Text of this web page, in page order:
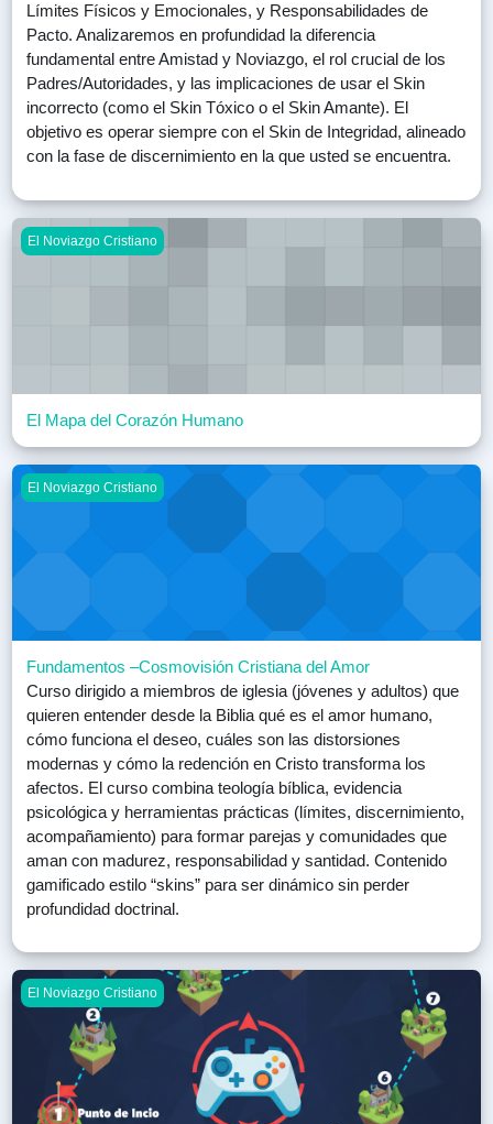
Límites Físicos y Emocionales, y Responsabilidades de
Pacto. Analizaremos en profundidad la diferencia
fundamental entre Amistad y Noviazgo, el rol crucial de los
Padres/Autoridades, y las implicaciones de usar el Skin
incorrecto (como el Skin Tóxico o el Skin Amante). El
objetivo es operar siempre con el Skin de Integridad, alineado
con la fase de discernimiento en la que usted se encuentra.
El Mapa del Corazón Humano
El Noviazgo Cristiano
El Mapa del Corazón Humano
Fundamentos –Cosmovisión Cristiana del Amor
El Noviazgo Cristiano
Fundamentos –Cosmovisión Cristiana del Amor
Curso dirigido a miembros de iglesia (jóvenes y adultos) que
quieren entender desde la Biblia qué es el amor humano,
cómo funciona el deseo, cuáles son las distorsiones
modernas y cómo la redención en Cristo transforma los
afectos. El curso combina teología bíblica, evidencia
psicológica y herramientas prácticas (límites, discernimiento,
acompañamiento) para formar parejas y comunidades que
aman con madurez, responsabilidad y santidad. Contenido
gamificado estilo “skins” para ser dinámico sin perder
profundidad doctrinal.
INTRODUCCIÓN GENERAL AL PROGRAMA
El Noviazgo Cristiano